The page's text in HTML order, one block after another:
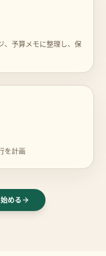
、予算メモに整理し、保
を計画
める